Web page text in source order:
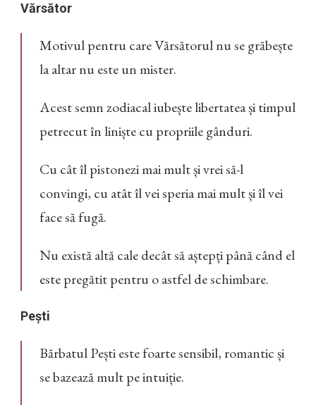
Vărsător
Motivul pentru care Vărsătorul nu se grăbește
la altar nu este un mister.
Acest semn zodiacal iubește libertatea și timpul
petrecut în liniște cu propriile gânduri.
Cu cât îl pistonezi mai mult și vrei să-l
convingi, cu atât îl vei speria mai mult și îl vei
face să fugă.
Nu există altă cale decât să aștepți până când el
este pregătit pentru o astfel de schimbare.
Pești
Bărbatul Pești este foarte sensibil, romantic și
se bazează mult pe intuiție.